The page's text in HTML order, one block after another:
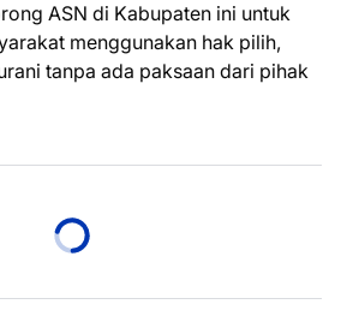
ASN di Kabupaten ini untuk
menggunakan hak pilih,
tanpa ada paksaan dari pihak